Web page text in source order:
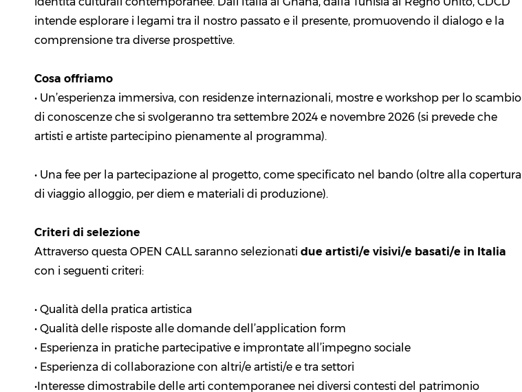
intende esplorare i legami tra il nostro passato e il presente, promuovendo il dialogo e la
comprensione tra diverse prospettive.
Cosa offriamo
• Un’esperienza immersiva, con residenze internazionali, mostre e workshop per lo scambio
di conoscenze che si svolgeranno tra settembre 2024 e novembre 2026 (si prevede che
artisti e artiste partecipino pienamente al programma).
• Una fee per la partecipazione al progetto, come specificato nel bando (oltre alla copertura
di viaggio alloggio, per diem e materiali di produzione).
Criteri di selezione
Attraverso questa OPEN CALL saranno selezionati due artisti/e visivi/e basati/e in Italia
con i seguenti criteri:
• Qualità della pratica artistica
• Qualità delle risposte alle domande dell’application form
• Esperienza in pratiche partecipative e improntate all’impegno sociale
• Esperienza di collaborazione con altri/e artisti/e e tra settori
•Interesse dimostrabile delle arti contemporanee nei diversi contesti del patrimonio